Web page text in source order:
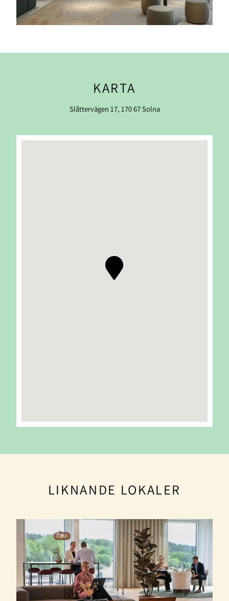
KARTA
Slåttervägen 17, 170 67 Solna
LIKNANDE LOKALER